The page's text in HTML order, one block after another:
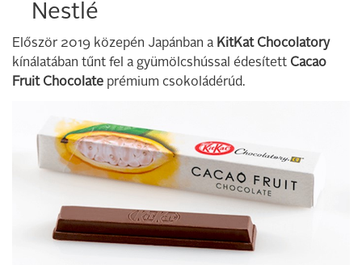
Nestlé
Először 2019 közepén Japánban a KitKat Chocolatory
kínálatában tűnt fel a gyümölcshússal édesített Cacao
Fruit Chocolate prémium csokoládérúd.